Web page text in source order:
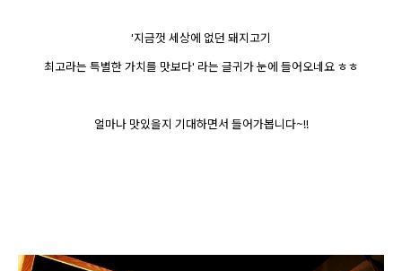
'지금껏 세상에 없던 돼지고기
최고라는 특별한 가치를 맛보다' 라는 글귀가 눈에 들어오네요 ㅎㅎ
얼마나 맛있을지 기대하면서 들어가봅니다~!!